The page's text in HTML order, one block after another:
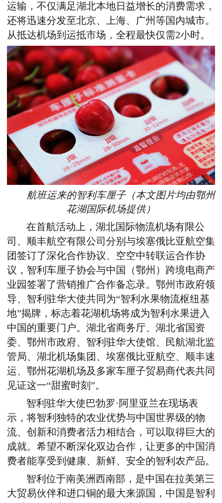
运输，不仅满足湖北本地日益增长的消费需求，
还将迅速分发至北京、上海、广州等国内城市。
从抵达机场到运抵市场，全程最快仅需2小时。
航班运来的智利车厘子（本文图片均由鄂州
花湖国际机场提供）
在首航活动上，湖北国际物流机场有限公
司、顺丰航空有限公司分别与埃塞俄比亚航空集
团签订了深化合作协议、空空中转联运合作协
议，智利车厘子协会与中国（鄂州）跨境电商产
业园签署了营销推广合作备忘录。鄂州市政府领
导、智利驻华大使共同为“智利水果物流枢纽基
地”揭牌，标志着花湖机场将成为智利水果进入
中国的重要门户。湖北省商务厅、湖北省国资
委、鄂州市政府、智利驻华大使馆、民航湖北监
管局、湖北机场集团、埃塞俄比亚航空、顺丰速
运、鄂州花湖机场及多家车厘子贸易商代表共同
见证这一“甜蜜时刻 ”。
智利驻华大使巴勃罗·阿里亚兰在现场表
示，将智利独特的农业优势与中国世界级的物
流、创新和消费者活力相结合，可以取得巨大的
成就。希望不断深化双边合作，让更多的中国消
费者能享受到健康、新鲜、安全的智利农产品。
智利位于南美洲西南部，是中国在拉美第三
大贸易伙伴和进口铜的最大来源国，中国是智利